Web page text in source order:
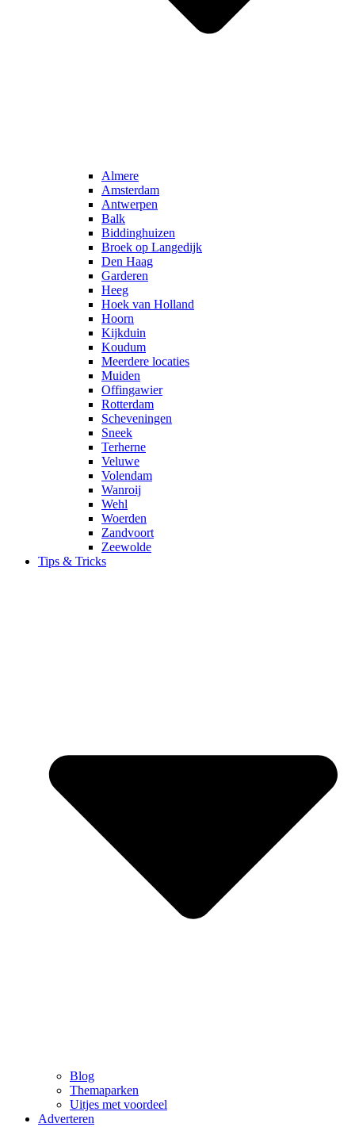
Almere
Amsterdam
Antwerpen
Balk
Biddinghuizen
Broek op Langedijk
Den Haag
Garderen
Heeg
Hoek van Holland
Hoorn
Kijkduin
Koudum
Meerdere locaties
Muiden
Offingawier
Rotterdam
Scheveningen
Sneek
Terherne
Veluwe
Volendam
Wanroij
Wehl
Woerden
Zandvoort
Zeewolde
Tips & Tricks
Blog
Themaparken
Uitjes met voordeel
Adverteren